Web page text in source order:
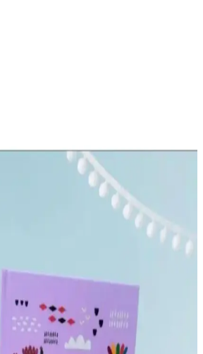
şık pudra renk ve puantiye tasarımıyla
dayanıklı ve pratik bir organizasyon
ve TUGİBU Sonbahar Sticker
yorumlarıyla detaylı karşılaştırma.
Süresiz Planlayıcı ile